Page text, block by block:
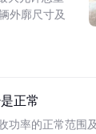
外廓尺寸及
正常
功率的正常范围